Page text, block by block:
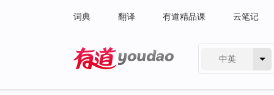
词典 翻译 有道精品课 云笔记
中英